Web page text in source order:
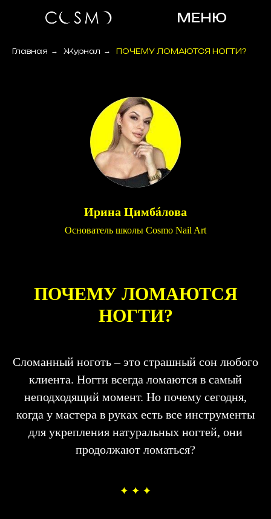
МЕНЮ
Главная → Журнал → ПОЧЕМУ ЛОМАЮТСЯ НОГТИ?
Ирина Цимбáлова
Основатель школы Cosmo Nail Art
ПОЧЕМУ ЛОМАЮТСЯ
НОГТИ?
Сломанный ноготь – это страшный сон любого
клиента. Ногти всегда ломаются в самый
неподходящий момент. Но почему сегодня,
когда у мастера в руках есть все инструменты
для укрепления натуральных ногтей, они
продолжают ломаться?